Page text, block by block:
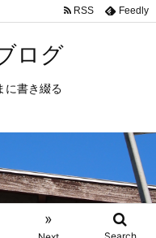
ログ
に書き綴る
»
RSS Feedly